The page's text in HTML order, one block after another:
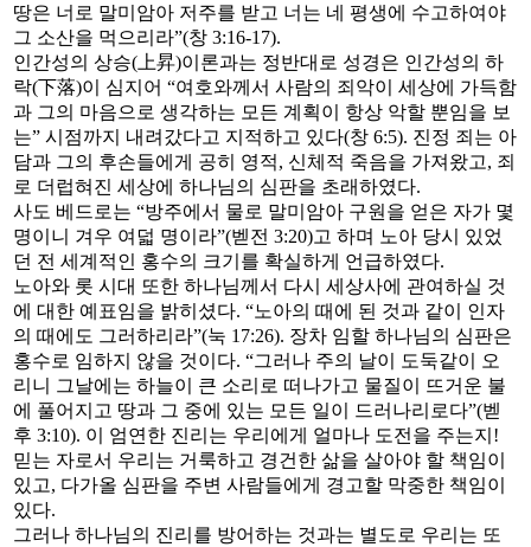
땅은 너로 말미암아 저주를 받고 너는 네 평생에 수고하여야
그 소산을 먹으리라”(창 3:16-17).
인간성의 상승(上昇)이론과는 정반대로 성경은 인간성의 하
락(下落)이 심지어 “여호와께서 사람의 죄악이 세상에 가득함
과 그의 마음으로 생각하는 모든 계획이 항상 악할 뿐임을 보
는” 시점까지 내려갔다고 지적하고 있다(창 6:5). 진정 죄는 아
담과 그의 후손들에게 공히 영적, 신체적 죽음을 가져왔고, 죄
로 더럽혀진 세상에 하나님의 심판을 초래하였다.
사도 베드로는 “방주에서 물로 말미암아 구원을 얻은 자가 몇
명이니 겨우 여덟 명이라”(벧전 3:20)고 하며 노아 당시 있었
던 전 세계적인 홍수의 크기를 확실하게 언급하였다.
노아와 롯 시대 또한 하나님께서 다시 세상사에 관여하실 것
에 대한 예표임을 밝히셨다. “노아의 때에 된 것과 같이 인자
의 때에도 그러하리라”(눅 17:26). 장차 임할 하나님의 심판은
홍수로 임하지 않을 것이다. “그러나 주의 날이 도둑같이 오
리니 그날에는 하늘이 큰 소리로 떠나가고 물질이 뜨거운 불
에 풀어지고 땅과 그 중에 있는 모든 일이 드러나리로다”(벧
후 3:10). 이 엄연한 진리는 우리에게 얼마나 도전을 주는지!
믿는 자로서 우리는 거룩하고 경건한 삶을 살아야 할 책임이
있고, 다가올 심판을 주변 사람들에게 경고할 막중한 책임이
있다.
그러나 하나님의 진리를 방어하는 것과는 별도로 우리는 또